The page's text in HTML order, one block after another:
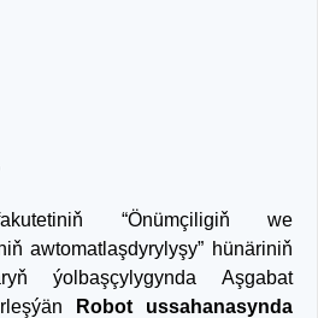
“Önümçiligiň we
awtomatlaşdyrylyşy” hünäriniň
ýolbaşçylygynda Aşgabat
Robot ussahanasynda